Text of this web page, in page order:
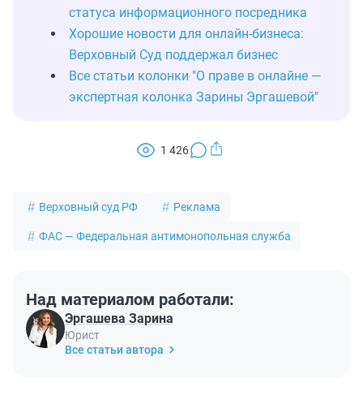
статуса информационного посредника
Хорошие новости для онлайн-бизнеса:
Верховный Суд поддержал бизнес
Все статьи колонки "О праве в онлайне —
экспертная колонка Зарины Эргашевой"
1 426
Верховный суд РФ Реклама
ФАС — Федеральная антимонопольная служба
Над материалом работали:
Эргашева Зарина
Юрист
Все статьи автора